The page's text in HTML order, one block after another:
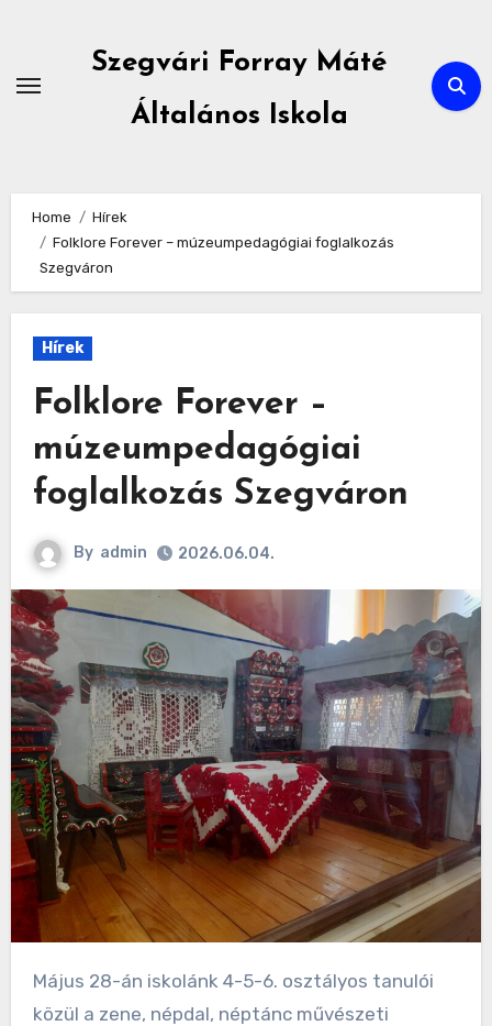
content
Szegvári Forray Máté
Általános Iskola
Home
Hírek
Folklore Forever – múzeumpedagógiai foglalkozás
Szegváron
Hírek
Folklore Forever –
múzeumpedagógiai
foglalkozás Szegváron
By admin 2026.06.04.
Május 28-án iskolánk 4-5-6. osztályos tanulói
közül a zene, népdal, néptánc művészeti